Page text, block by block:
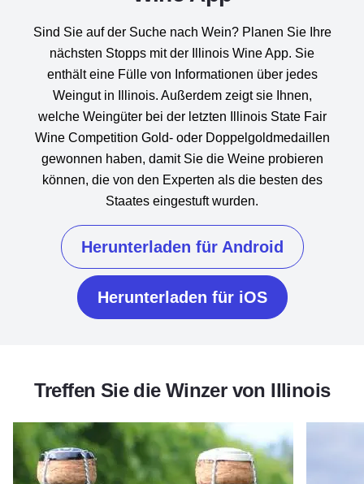
Sind Sie auf der Suche nach Wein? Planen Sie Ihre
nächsten Stopps mit der Illinois Wine App. Sie
enthält eine Fülle von Informationen über jedes
Weingut in Illinois. Außerdem zeigt sie Ihnen,
welche Weingüter bei der letzten Illinois State Fair
Wine Competition Gold- oder Doppelgoldmedaillen
gewonnen haben, damit Sie die Weine probieren
können, die von den Experten als die besten des
Staates eingestuft wurden.
Herunterladen für Android
Herunterladen für iOS
Treffen Sie die Winzer von Illinois
Erfahren Sie mehr über Illinois Made Sparkling Wine